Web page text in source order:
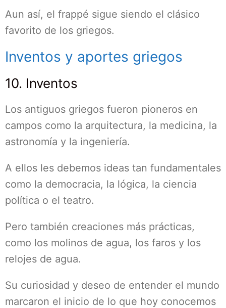
Aun así, el frappé sigue siendo el clásico
favorito de los griegos.
Inventos y aportes griegos
10. Inventos
Los antiguos griegos fueron pioneros en
campos como la arquitectura, la medicina, la
astronomía y la ingeniería.
A ellos les debemos ideas tan fundamentales
como la democracia, la lógica, la ciencia
política o el teatro.
Pero también creaciones más prácticas,
como los molinos de agua, los faros y los
relojes de agua.
Su curiosidad y deseo de entender el mundo
marcaron el inicio de lo que hoy conocemos